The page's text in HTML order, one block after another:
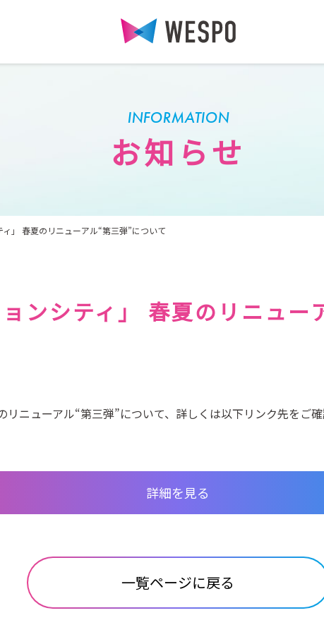
INFORMATION
お知らせ
ィ」 春夏のリニューアル“第三弾”について
ョンシティ」 春夏のリニュー
リニューアル“第三弾”について、詳しくは以下リンク先をご確
詳細を見る
一覧ページに戻る